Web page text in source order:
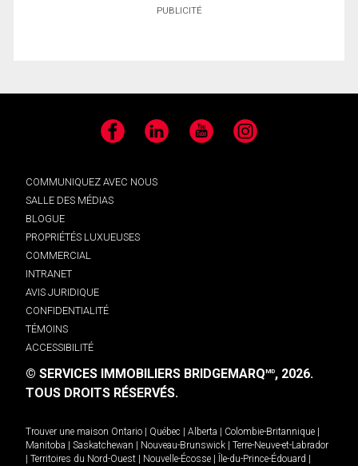
PUBLICITÉ
Facebook LinkedIn YouTube Instagram
COMMUNIQUEZ AVEC NOUS
SALLE DES MÉDIAS
BLOGUE
PROPRIÉTÉS LUXUEUSES
COMMERCIAL
INTRANET
AVIS JURIDIQUE
CONFIDENTIALITÉ
TÉMOINS
ACCESSIBILITÉ
© SERVICES IMMOBILIERS BRIDGEMARQMD, 2026.
TOUS DROITS RÉSERVÉS.
Trouver une maison Ontario Québec Alberta Colombie-Britannique
Manitoba
Saskatchewan Nouveau-Brunswick
Terre-Neuve-et-Labrador
Territoires du Nord-Ouest Nouvelle-Écosse Île-du-Prince-Édouard